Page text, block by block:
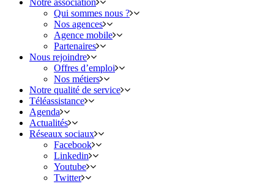
Notre association
Qui sommes nous ?
Nos agences
Agence mobile
Partenaires
Nous rejoindre
Offres d’emploi
Nos métiers
Notre qualité de service
Téléassistance
Agenda
Actualités
Réseaux sociaux
Facebook
Linkedin
Youtube
Twitter